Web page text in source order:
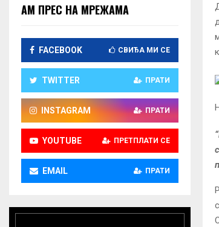
АМ ПРЕС НА МРЕЖАМА
FACEBOOK СВИЂА МИ СЕ
TWITTER ПРАТИ
INSTAGRAM ПРАТИ
YOUTUBE ПРЕТПЛАТИ СЕ
EMAIL ПРАТИ